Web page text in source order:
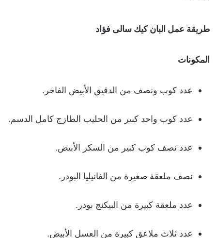
طريقة عمل البان كيك سالى فؤاد
المكونات
عدد كوب ونصف من الدقيق الأبيض الفاخر.
عدد كوب واحد كبير من الحليب الطازج كامل الدسم.
عدد نصف كوب كبير من السكر الأبيض.
نصف ملعقة صغيرة من الفانيليا البودر.
عدد ملعقة كبيرة من البيكنج بودر.
عدد ثلاث ملاعق كبيرة من العسل الأبيض.